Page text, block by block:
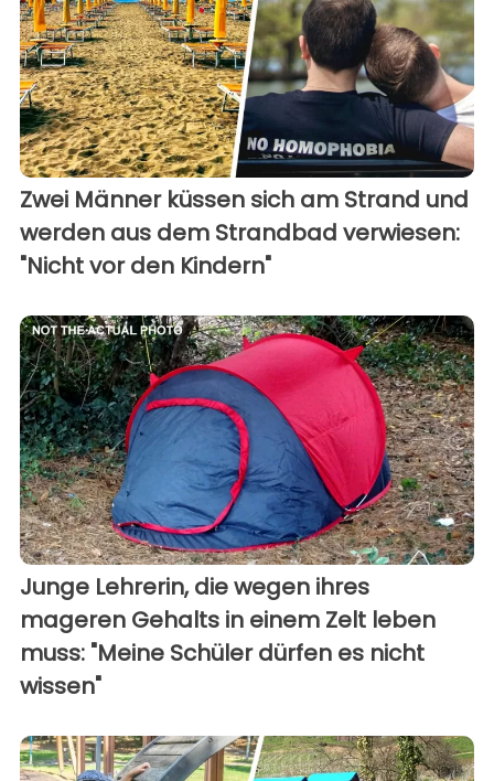
Zwei Männer küssen sich am Strand und
werden aus dem Strandbad verwiesen:
"Nicht vor den Kindern"
Junge Lehrerin, die wegen ihres
mageren Gehalts in einem Zelt leben
muss: "Meine Schüler dürfen es nicht
wissen"